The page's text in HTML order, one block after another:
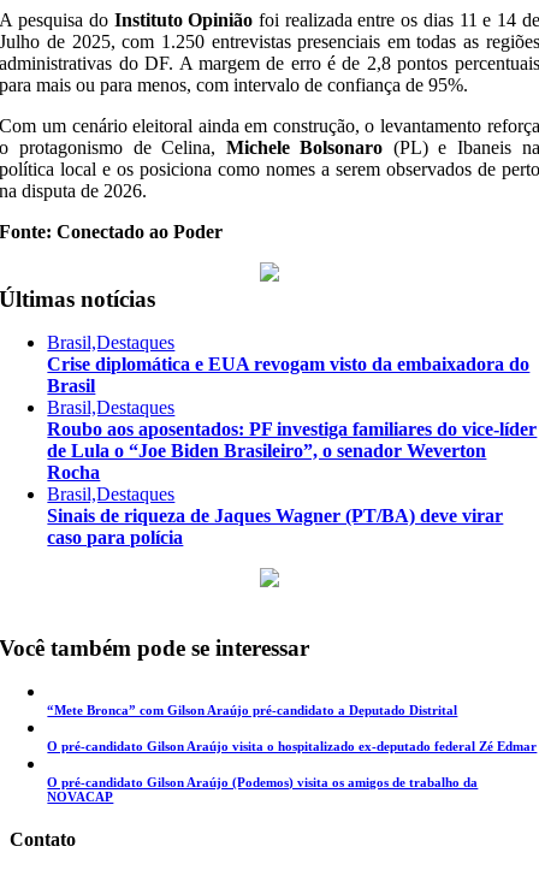
A pesquisa do Instituto Opinião foi realizada entre os dias 11 e 14 de
Julho de 2025, com 1.250 entrevistas presenciais em todas as regiões
administrativas do DF. A margem de erro é de 2,8 pontos percentuais
para mais ou para menos, com intervalo de confiança de 95%.
Com um cenário eleitoral ainda em construção, o levantamento reforça
o protagonismo de Celina, Michele Bolsonaro (PL) e Ibaneis na
política local e os posiciona como nomes a serem observados de perto
na disputa de 2026.
Fonte: Conectado ao Poder
Últimas notícias
Brasil,Destaques
Crise diplomática e EUA revogam visto da embaixadora do
Brasil
Brasil,Destaques
Roubo aos aposentados: PF investiga familiares do vice-líder
de Lula o “Joe Biden Brasileiro”, o senador Weverton
Rocha
Brasil,Destaques
Sinais de riqueza de Jaques Wagner (PT/BA) deve virar
caso para polícia
Você também pode se interessar
“Mete Bronca” com Gilson Araújo pré-candidato a Deputado Distrital
O pré-candidato Gilson Araújo visita o hospitalizado ex-deputado federal Zé Edmar
O pré-candidato Gilson Araújo (Podemos) visita os amigos de trabalho da
NOVACAP
Contato